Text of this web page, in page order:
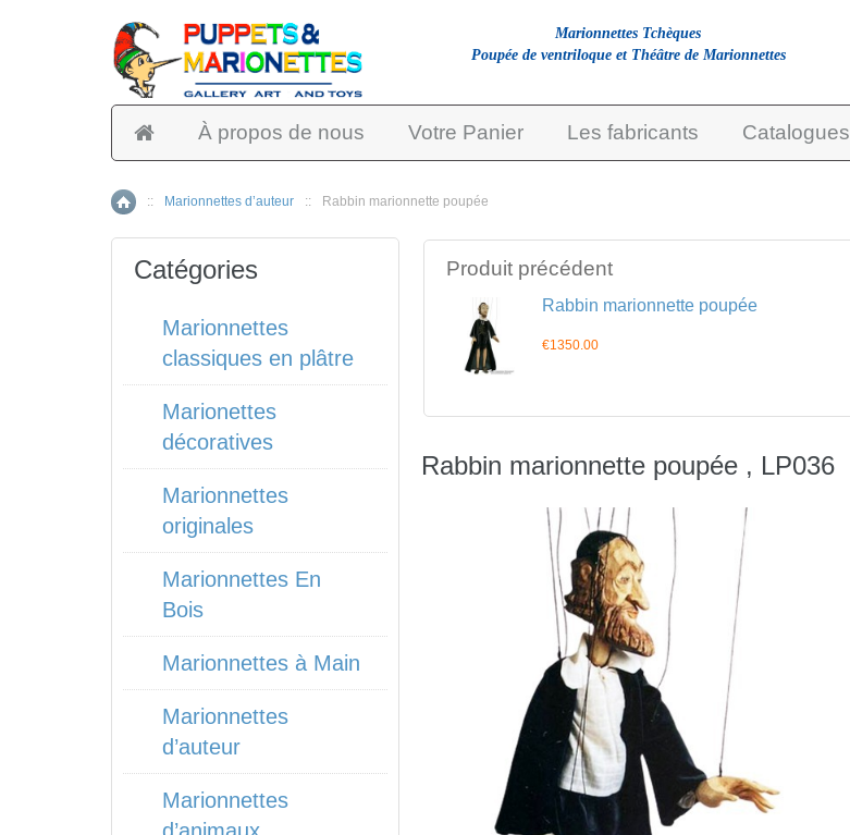
À propos de nous Votre Panier Les fabricants Catalogues
Accueil
:: Marionnettes d’auteur :: Rabbin marionnette poupée
Produit précédent
Rabbin marionnette poupée
€1350.00
Rabbin marionnette poupée , LP036
Catégories
Marionnettes
classiques en plâtre
Marionettes
décoratives
Marionnettes
originales
Marionnettes En
Bois
Marionnettes à Main
Marionnettes
d’auteur
Marionnettes
Marionnettes Tchèques
Poupée de ventriloque et Théâtre de Marionnettes